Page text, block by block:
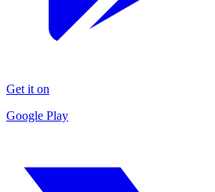
Get it on
Google Play